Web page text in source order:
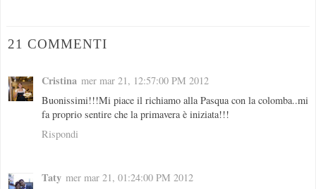
21 COMMENTI
Cristina mer mar 21, 12:57:00 PM 2012
Buonissimi!!!Mi piace il richiamo alla Pasqua con la colomba..mi
fa proprio sentire che la primavera è iniziata!!!
Rispondi
Taty mer mar 21, 01:24:00 PM 2012